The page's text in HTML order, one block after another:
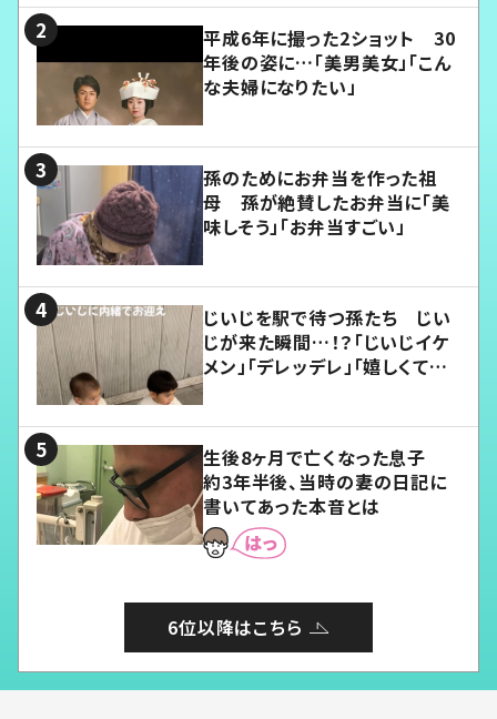
平成6年に撮った2ショット 30
年後の姿に…「美男美女」「こん
な夫婦になりたい」
孫のためにお弁当を作った祖
母 孫が絶賛したお弁当に「美
味しそう」「お弁当すごい」
じいじを駅で待つ孫たち じい
じが来た瞬間…！？「じいじイケ
メン」「デレッデレ」「嬉しくて可
生後8ヶ月で亡くなった息子
約3年半後、当時の妻の日記に
書いてあった本音とは
6位以降はこちら